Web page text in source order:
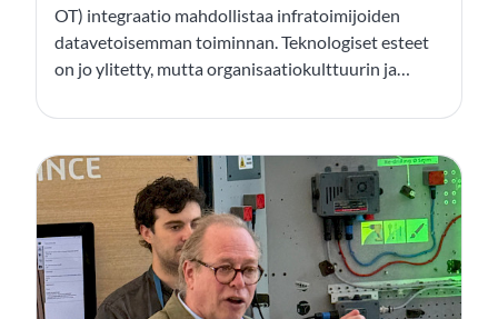
OT) integraatio mahdollistaa infratoimijoiden
datavetoisemman toiminnan. Teknologiset esteet
on jo ylitetty, mutta organisaatiokulttuurin ja
toteavat Nodeonin automaation
asiantuntijapalveluiden johtaja Ilkka Tuunanen.